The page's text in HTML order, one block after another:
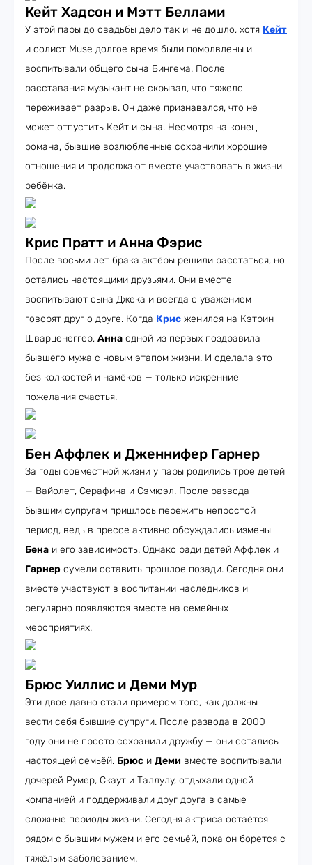
Кейт Хадсон и Мэтт Беллами
У этой пары до свадьбы дело так и не дошло, хотя Кейт
и солист Muse долгое время были помолвлены и
воспитывали общего сына Бингема. После
расставания музыкант не скрывал, что тяжело
переживает разрыв. Он даже признавался, что не
может отпустить Кейт и сына. Несмотря на конец
романа, бывшие возлюбленные сохранили хорошие
отношения и продолжают вместе участвовать в жизни
ребёнка.
Крис Пратт и Анна Фэрис
После восьми лет брака актёры решили расстаться, но
остались настоящими друзьями. Они вместе
воспитывают сына Джека и всегда с уважением
говорят друг о друге. Когда Крис женился на Кэтрин
Шварценеггер, Анна одной из первых поздравила
бывшего мужа с новым этапом жизни. И сделала это
без колкостей и намёков — только искренние
пожелания счастья.
Бен Аффлек и Дженнифер Гарнер
За годы совместной жизни у пары родились трое детей
— Вайолет, Серафина и Сэмюэл. После развода
бывшим супругам пришлось пережить непростой
период, ведь в прессе активно обсуждались измены
Бена и его зависимость. Однако ради детей Аффлек и
Гарнер сумели оставить прошлое позади. Сегодня они
вместе участвуют в воспитании наследников и
регулярно появляются вместе на семейных
мероприятиях.
Брюс Уиллис и Деми Мур
Эти двое давно стали примером того, как должны
вести себя бывшие супруги. После развода в 2000
году они не просто сохранили дружбу — они остались
настоящей семьёй. Брюс и Деми вместе воспитывали
дочерей Румер, Скаут и Таллулу, отдыхали одной
компанией и поддерживали друг друга в самые
сложные периоды жизни. Сегодня актриса остаётся
рядом с бывшим мужем и его семьёй, пока он борется с
тяжёлым заболеванием.